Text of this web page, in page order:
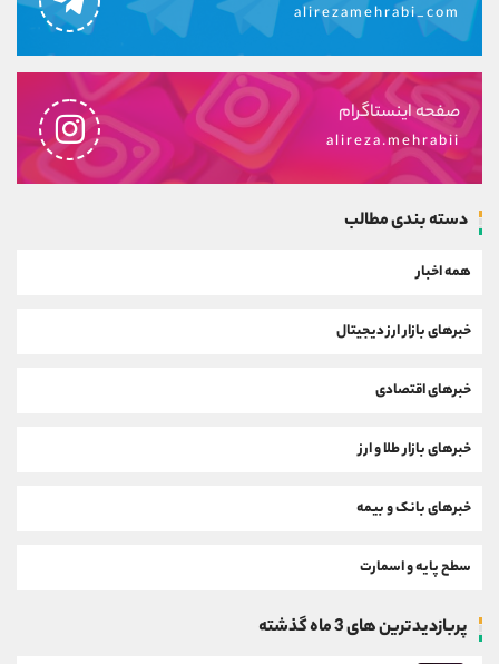
alirezamehrabi_com
صفحه اینستاگرام
alireza.mehrabii
دسته بندی مطالب
همه اخبار
خبرهای بازار ارز دیجیتال
خبرهای اقتصادی
خبرهای بازار طلا و ارز
خبرهای بانک و بیمه
سطح پایه و اسمارت
پربازدیدترین های 3 ماه گذشته